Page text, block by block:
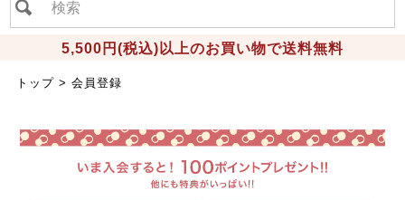
5,500円(税込)以上のお買い物で送料無料
トップ 会員登録